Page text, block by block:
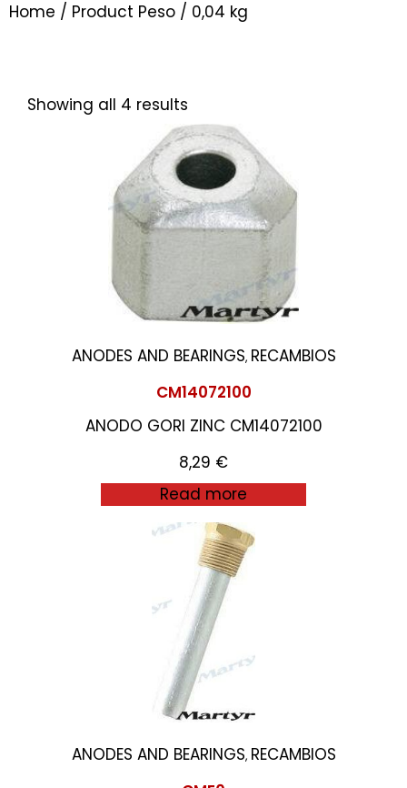
Home / Product Peso / 0,04 kg
Showing all 4 results
ANODES AND BEARINGS, RECAMBIOS
CM14072100
ANODO GORI ZINC CM14072100
8,29 €
Read more
ANODES AND BEARINGS, RECAMBIOS